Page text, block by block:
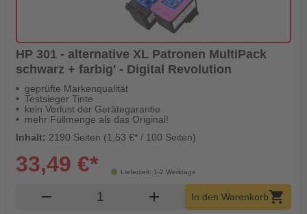
HP 301 - alternative XL Patronen MultiPack
schwarz + farbig' - Digital Revolution
geprüfte Markenqualität
Testsieger Tinte
kein Verlust der Gerätegarantie
mehr Füllmenge als das Original!
Inhalt: 2190 Seiten (1,53 €* / 100 Seiten)
Lieferzeit: 1-2 Werktage
33,49 €*
remove Produkt Warenkorb Menge
add In den Warenkorbshopping_cart